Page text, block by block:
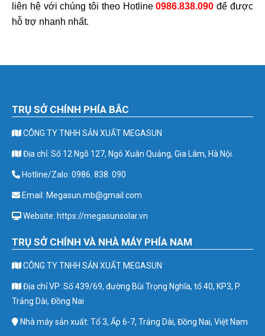
liên hệ với chúng tôi theo Hotline0986.838.090 để được
hỗ trợ nhanh nhất.
TRỤ SỞ CHÍNH PHÍA BẮC
CÔNG TY TNHH SẢN XUẤT MEGASUN
Địa chỉ: Số 12 Ngõ 127, Ngô Xuân Quảng, Gia Lâm, Hà Nội.
Hotline/Zalo: 0986. 838. 090
Email: Megasun.mb@gmail.com
Website: https://megasunsolar.vn
TRỤ SỞ CHÍNH VÀ NHÀ MÁY PHÍA NAM
CÔNG TY TNHH SẢN XUẤT MEGASUN
Địa chỉ VP: Số 439/69, đường Bùi Trọng Nghĩa, tổ 40, KP3, P.
Trảng Dài, Đồng Nai
Nhà máy sản xuất: Tổ 3, Ấp 6-7, Trảng Dài, Đồng Nai, Việt Nam